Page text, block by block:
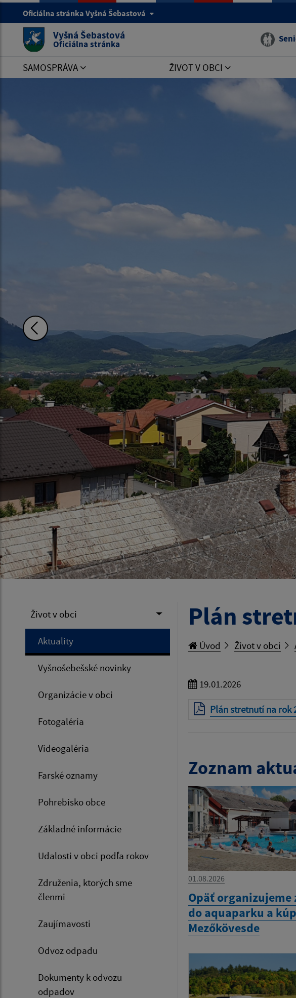
Oficiálna stránka Vyšná Šebastová
Vyšná Šebastová
Oficiálna stránka
SAMOSPRÁVA ŽIVOT V OBCI
Život v obci
Aktuality
Vyšnošebešské novinky
Organizácie v obci
Fotogaléria
Videogaléria
Farské oznamy
Pohrebisko obce
Základné informácie
Udalosti v obci podľa rokov
Združenia, ktorých sme
členmi
Zaujímavosti
Odvoz odpadu
Dokumenty k odvozu
odpadov
Plán
Úvod Život v obci
19.01.2026
Plán stretnutí na rok
Zoznam
01.08.2026
Opäť organizujeme
do aquaparku a
Mezőkövesde